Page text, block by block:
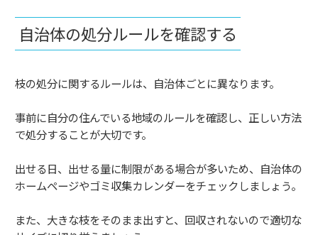
自治体の処分ルールを確認する
枝の処分に関するルールは、自治体ごとに異なります。
事前に自分の住んでいる地域のルールを確認し、正しい方法
で処分することが大切です。
出せる日、出せる量に制限がある場合が多いため、自治体の
ホームページやゴミ収集カレンダーをチェックしましょう。
また、大きな枝をそのまま出すと、回収されないので適切な